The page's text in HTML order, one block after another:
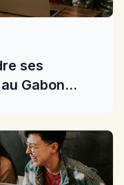
ses
Gabon